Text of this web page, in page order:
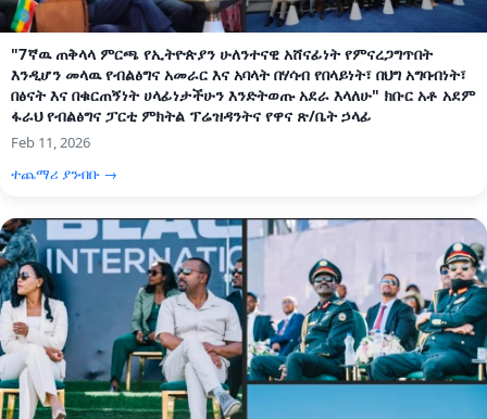
"7ኛዉ ጠቅላላ ምርጫ የኢትዮጵያን ሁለንተናዊ አሸናፊነት የምናረጋግጥበት
እንዲሆን መላዉ የብልፅግና አመራር እና አባላት በሃሳብ የበላይነት፣ በህግ አግባብነት፣
በፅናት እና በቁርጠኝነት ሀላፊነታችሁን እንድትወጡ አደራ እላለሁ" ክቡር አቶ አደም
ፋራህ የብልፅግና ፓርቲ ምክትል ፕሬዝዳንትና የዋና ጽ/ቤት ኃላፊ
Feb 11, 2026
ተጨማሪ ያንብቡ →